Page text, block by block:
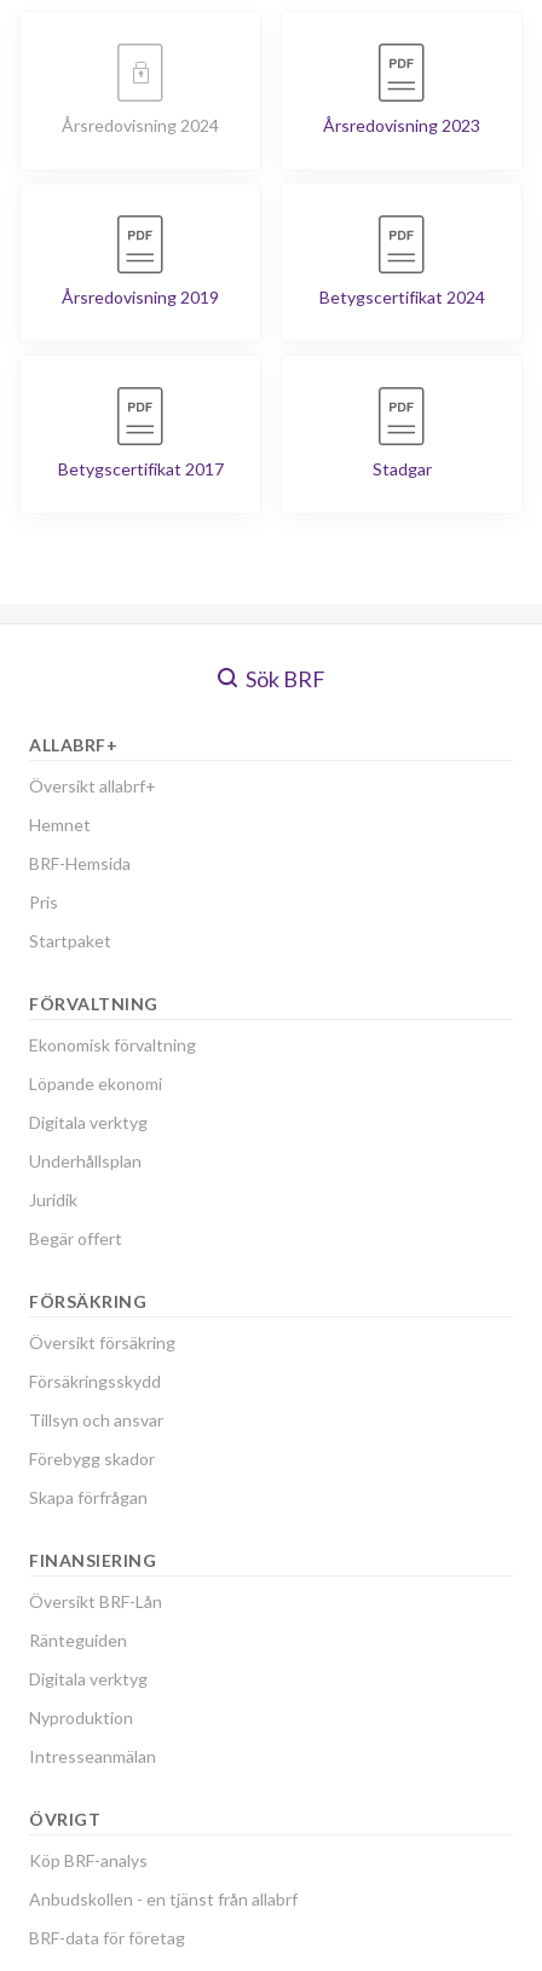
Årsredovisning 2024 Årsredovisning 2023
Årsredovisning 2019 Betygscertifikat 2024
Betygscertifikat 2017 Stadgar
Sök BRF
ALLABRF+
Översikt allabrf+
Hemnet
BRF-Hemsida
Pris
Startpaket
FÖRVALTNING
Ekonomisk förvaltning
Löpande ekonomi
Digitala verktyg
Underhållsplan
Juridik
Begär offert
FÖRSÄKRING
Översikt försäkring
Försäkringsskydd
Tillsyn och ansvar
Förebygg skador
Skapa förfrågan
FINANSIERING
Översikt BRF-Lån
Ränteguiden
Digitala verktyg
Nyproduktion
Intresseanmälan
ÖVRIGT
Köp BRF-analys
Anbudskollen - en tjänst från allabrf
BRF-data för företag